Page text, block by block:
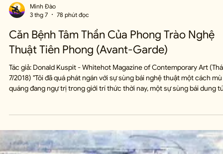
Căn Bệnh Tâm Thần Của Phong Trào Nghệ
Thuật Tiên Phong (Avant-Garde)